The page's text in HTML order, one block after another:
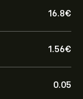
16.8‎€‎
1.56‎€‎
0.05